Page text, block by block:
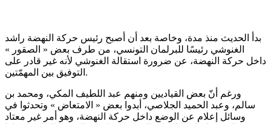
بدأ الحديث منذ مدة، وخاصة بعد أن أصبح رئيس حركة النهضة راشد
الغنوشي رئيسًا للبرلمان التونسي، من طرف بعض « الصقور »
داخل حركة النهضة، عن ضرورة استقالة الغنوشي لأنه غير قادر على
التوفيق بين المهمّتين.
ورغم أنّ بعض القياديين ومنهم عبد اللطيف المكي، ومحمد بن
سالم، وعبد الحميد الجلاصي، أبدوا بعض « الامتعاض » وتحدثوا في
وسائل إعلام عن الوضع داخل حركة النهضة، وهو أمر غير معتاد